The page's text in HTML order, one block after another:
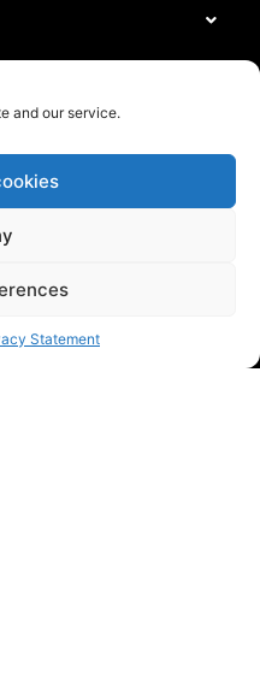
and our service.
Statement